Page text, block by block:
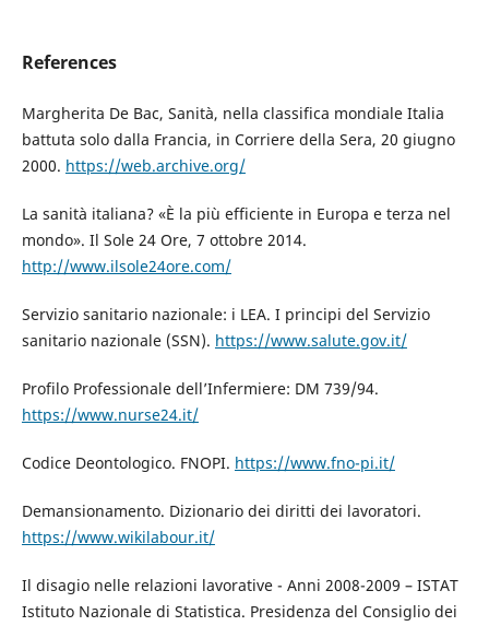
References
Margherita De Bac, Sanità, nella classifica mondiale Italia
battuta solo dalla Francia, in Corriere della Sera, 20 giugno
2000. https://web.archive.org/
La sanità italiana? «È la più efficiente in Europa e terza nel
mondo». Il Sole 24 Ore, 7 ottobre 2014.
http://www.ilsole24ore.com/
Servizio sanitario nazionale: i LEA. I principi del Servizio
sanitario nazionale (SSN). https://www.salute.gov.it/
Profilo Professionale dell’Infermiere: DM 739/94.
https://www.nurse24.it/
Codice Deontologico. FNOPI. https://www.fno-pi.it/
Demansionamento. Dizionario dei diritti dei lavoratori.
https://www.wikilabour.it/
Il disagio nelle relazioni lavorative - Anni 2008-2009 – ISTAT
Istituto Nazionale di Statistica. Presidenza del Consiglio dei